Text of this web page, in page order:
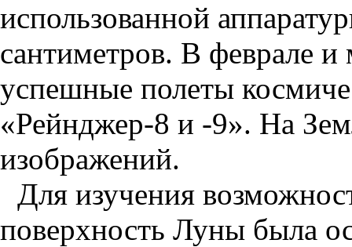
использованной
сантиметров. В феврале
успешные полеты
«Рейнджер-8 и -9». На
изображений.
Для изучения
поверхность Луны была